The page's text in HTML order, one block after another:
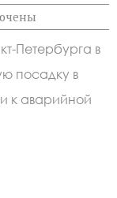
Петербурга в
посадку в
к аварийной